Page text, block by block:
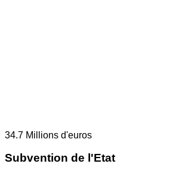
34.7 Millions d'euros
Subvention de l'Etat